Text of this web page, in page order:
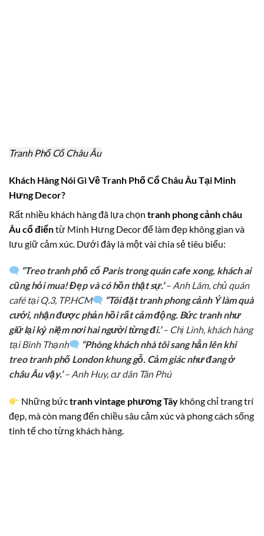
Tranh Phố Cổ Châu Âu
Khách Hàng Nói Gì Về Tranh Phố Cổ Châu Âu Tại Minh
Hưng Decor?
Rất nhiều khách hàng đã lựa chọn tranh phong cảnh châu
Âu cổ điểntừ Minh Hưng Decor để làm đẹp không gian và
lưu giữ cảm xúc. Dưới đây là một vài chia sẻ tiêu biểu:
“Treo tranh phố cổ Paris trong quán cafe xong, khách ai
cũng hỏi mua! Đẹp và có hồn thật sự.”– Anh Lâm, chủ quán
café tại Q.3, TP.HCM
“Tôi đặt tranh phong cảnh Ý làm quà
cưới, nhận được phản hồi rất cảm động. Bức tranh như
giữ lại kỷ niệm nơi hai người từng đi.”– Chị Linh, khách hàng
tại Bình Thạnh
“Phòng khách nhà tôi sang hẳn lên khi
treo tranh phố London khung gỗ. Cảm giác như đang ở
châu Âu vậy.”– Anh Huy, cư dân Tân Phú
Những bứctranh vintage phương Tây không chỉ trang trí
đẹp, mà còn mang đến chiều sâu cảm xúc và phong cách sống
tinh tế cho từng khách hàng.